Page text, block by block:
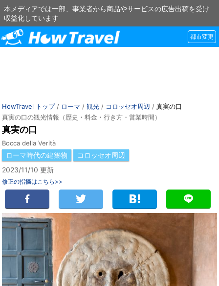
本メディアでは一部、事業者から商品やサービスの広告出稿を受け
収益化しています
都市変更
HowTravel トップ/ ローマ / 観光 / コロッセオ周辺 / 真実の口
真実の口の観光情報（歴史・料金・行き方・営業時間）
真実の口
Bocca della Verità
ローマ時代の建築物
コロッセオ周辺
2023/11/10 更新
修正の指摘はこちら>>